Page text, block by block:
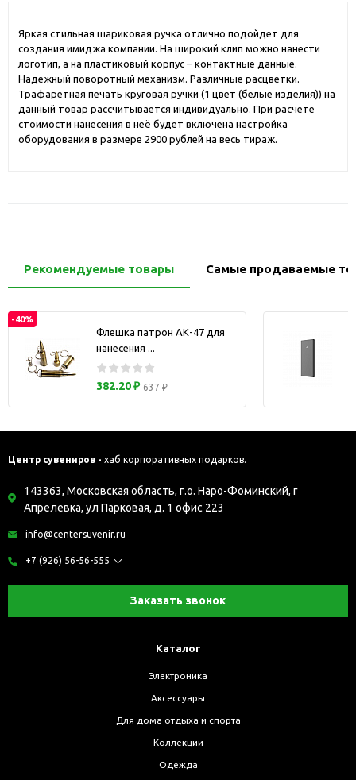
Яркая стильная шариковая ручка отлично подойдет для
создания имиджа компании. На широкий клип можно нанести
логотип, а на пластиковый корпус – контактные данные.
Надежный поворотный механизм. Различные расцветки.
Трафаретная печать круговая ручки (1 цвет (белые изделия)) на
данный товар рассчитывается индивидуально. При расчете
стоимости нанесения в неё будет включена настройка
оборудования в размере 2900 рублей на весь тираж.
Рекомендуемые товары Самые продаваемые
-40%
Флешка патрон АК-47 для
нанесения ...
382.20 ₽ 637 ₽
Центр сувениров - хаб корпоративных подарков.
143363, Московская область, г.о. Наро-Фоминский, г
Апрелевка, ул Парковая, д. 1 офис 223
info@centersuvenir.ru
+7 (926) 56-56-555
Заказать звонок
Каталог
Электроника
Аксессуары
Для дома отдыха и спорта
Коллекции
Одежда